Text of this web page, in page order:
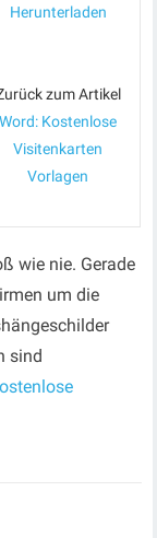
Herunterladen
zum Artikel
Word: Kostenlose
Visitenkarten
Vorlagen
wie nie. Gerade
um die
sind